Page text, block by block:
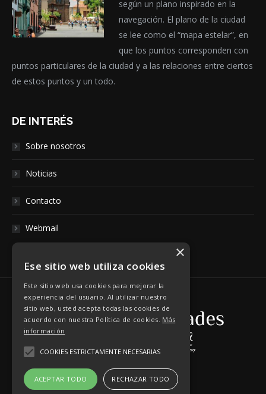
según un plano inspirado en la
navegación. El plano de la ciudad
se lee como el “mapa estelar”, en
que los puntos corresponden con
puntos particulares de la ciudad y a las relaciones entre ciertos
de estos puntos y un todo.
DE INTERÉS
Sobre nosotros
Noticias
Contacto
Webmail
×
Ese sitio web utiliza cookies
Este sitio web usa cookies para mejorar la
experiencia del usuario. Al utilizar nuestro
sitio web, usted acepta todas las cookies de
acuerdo con nuestra Política de cookies. Más
información
COOKIES ESTRICTAMENTE NECESARIAS
ACEPTAR TODO RECHAZAR TODO